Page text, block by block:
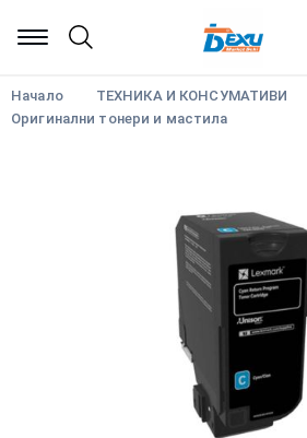
Начало ТЕХНИКА И КОНСУМАТИВИ
Оригинални тонери и мастила